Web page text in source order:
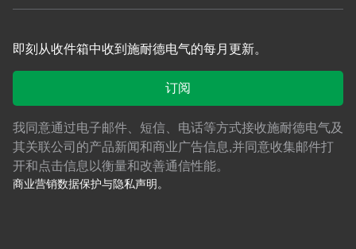
即刻从收件箱中收到施耐德电气的每月更新。
订阅
我同意通过电子邮件、短信、电话等方式接收施耐德电气及
其关联公司的产品新闻和商业广告信息,并同意收集邮件打
开和点击信息以衡量和改善通信性能。
商业营销数据保护与隐私声明。